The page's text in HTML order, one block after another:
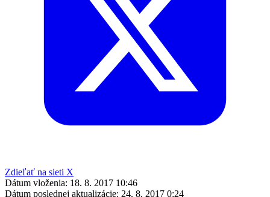
Zdieľať na sieti X
Dátum vloženia: 18. 8. 2017 10:46
Dátum poslednej aktualizácie: 24. 8. 2017 0:24